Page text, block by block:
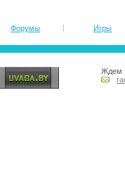
Форумы Игры
Ждем